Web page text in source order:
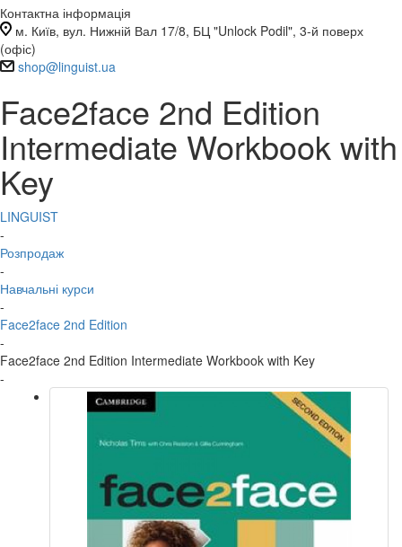
Контактна інформація
м. Київ, вул. Нижній Вал 17/8, БЦ "Unlock Podil", 3-й поверх
(офіс)
shop@linguist.ua
Face2face 2nd Edition
Intermediate Workbook with
Key
LINGUIST
-
Розпродаж
-
Навчальні курси
-
Face2face 2nd Edition
-
Face2face 2nd Edition Intermediate Workbook with Key
-